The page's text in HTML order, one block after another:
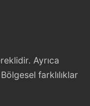
Ayrıca
farklılıklar